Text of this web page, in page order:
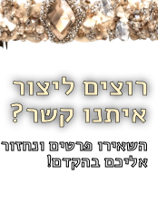
רוצים ליצור
איתנו קשר?
השאירו פרטים ונחזור
אליכם בהקדם!